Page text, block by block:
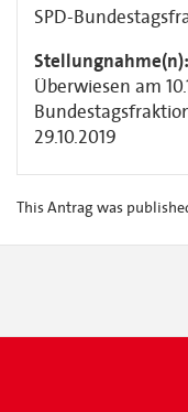
SPD-
Stellungnahme(n):
Überwiesen am
29.10.2019
This Antrag was